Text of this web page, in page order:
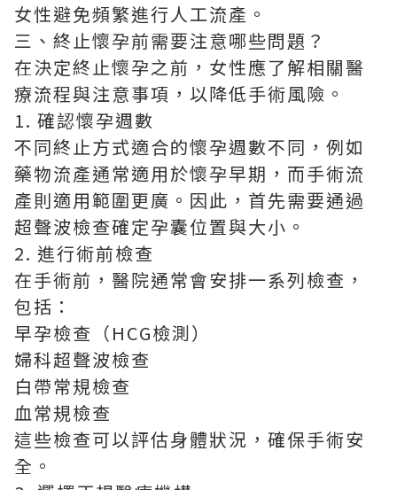
女性避免頻繁進行人工流產。
三、終止懷孕前需要注意哪些問題？
在決定終止懷孕之前，女性應了解相關醫
療流程與注意事項，以降低手術風險。
1. 確認懷孕週數
不同終止方式適合的懷孕週數不同，例如
藥物流產通常適用於懷孕早期，而手術流
產則適用範圍更廣。因此，首先需要通過
超聲波檢查確定孕囊位置與大小。
2. 進行術前檢查
在手術前，醫院通常會安排一系列檢查，
包括：
早孕檢查（HCG檢測）
婦科超聲波檢查
白帶常規檢查
血常規檢查
這些檢查可以評估身體狀況，確保手術安
全。